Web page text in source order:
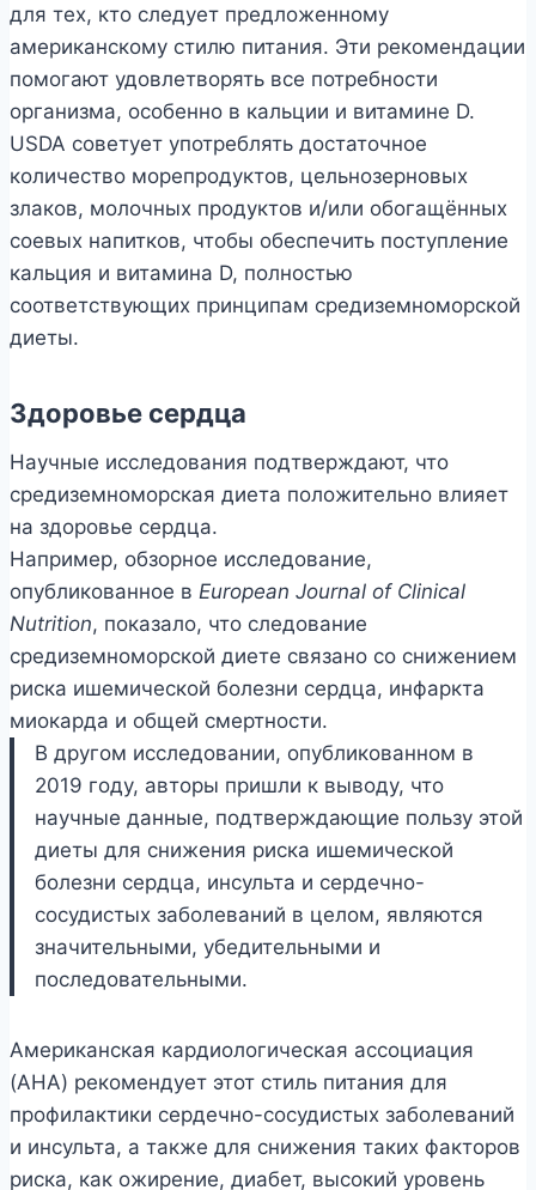
для тех, кто следует предложенному
американскому стилю питания. Эти рекомендации
помогают удовлетворять все потребности
организма, особенно в кальции и витамине D.
USDA советует употреблять достаточное
количество морепродуктов, цельнозерновых
злаков, молочных продуктов и/или обогащённых
соевых напитков, чтобы обеспечить поступление
кальция и витамина D, полностью
соответствующих принципам средиземноморской
диеты.
Здоровье сердца
Научные исследования подтверждают, что
средиземноморская диета положительно влияет
на здоровье сердца.
Например, обзорное исследование,
опубликованное в European Journal of Clinical
Nutrition, показало, что следование
средиземноморской диете связано со снижением
риска ишемической болезни сердца, инфаркта
миокарда и общей смертности.
В другом исследовании, опубликованном в
2019 году, авторы пришли к выводу, что
научные данные, подтверждающие пользу этой
диеты для снижения риска ишемической
болезни сердца, инсульта и сердечно-
сосудистых заболеваний в целом, являются
значительными, убедительными и
последовательными.
Американская кардиологическая ассоциация
(AHA) рекомендует этот стиль питания для
профилактики сердечно-сосудистых заболеваний
и инсульта, а также для снижения таких факторов
риска, как ожирение, диабет, высокий уровень